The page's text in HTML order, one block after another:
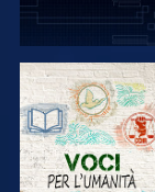
ESPLORA LE
SERIE